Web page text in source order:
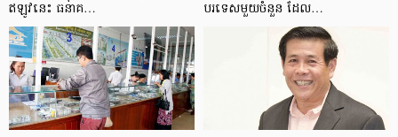
ឥឡូវ​នេះ ធនាគ…
បរទេស​មួយ​ចំនួន ដែល…